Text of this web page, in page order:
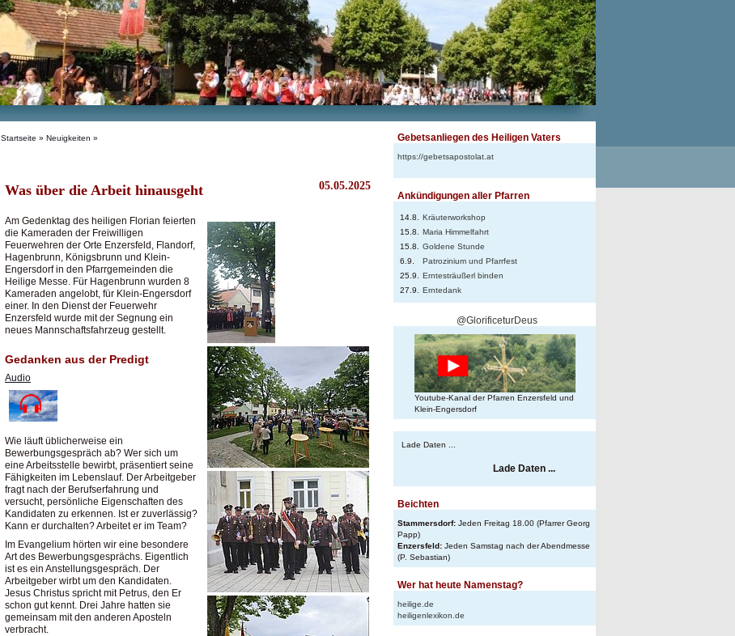
Startseite » Neuigkeiten »
05.05.2025
Was über die Arbeit hinausgeht
Am Gedenktag des heiligen Florian feierten
die Kameraden der Freiwilligen
Feuerwehren der Orte Enzersfeld, Flandorf,
Hagenbrunn, Königsbrunn und Klein-
Engersdorf in den Pfarrgemeinden die
Heilige Messe. Für Hagenbrunn wurden 8
Kameraden angelobt, für Klein-Engersdorf
einer. In den Dienst der Feuerwehr
Enzersfeld wurde mit der Segnung ein
neues Mannschaftsfahrzeug gestellt.
Gedanken aus der Predigt
Audio
Wie läuft üblicherweise ein
Bewerbungsgespräch ab? Wer sich um
eine Arbeitsstelle bewirbt, präsentiert seine
Fähigkeiten im Lebenslauf. Der Arbeitgeber
fragt nach der Berufserfahrung und
versucht, persönliche Eigenschaften des
Kandidaten zu erkennen. Ist er zuverlässig?
Kann er durchalten? Arbeitet er im Team?
Im Evangelium hörten wir eine besondere
Art des Bewerbungsgesprächs. Eigentlich
ist es ein Anstellungsgespräch. Der
Arbeitgeber wirbt um den Kandidaten.
Jesus Christus spricht mit Petrus, den Er
schon gut kennt. Drei Jahre hatten sie
gemeinsam mit den anderen Aposteln
verbracht.
Gebetsanliegen des Heiligen Vaters
https://gebetsapostolat.at
Ankündigungen aller Pfarren
14.8.
Kräuterworkshop
15.8.
Maria Himmelfahrt
15.8.
Goldene Stunde
6.9.
Patrozinium und Pfarrfest
25.9.
Erntesträußerl binden
27.9.
Erntedank
@GlorificeturDeus
Youtube-Kanal der Pfarren Enzersfeld und
Klein-Engersdorf
Lade Daten ...
Lade Daten ...
Beichten
Stammersdorf: Jeden Freitag 18.00 (Pfarrer Georg
Papp)
Enzersfeld: Jeden Samstag nach der Abendmesse
(P. Sebastian)
Wer hat heute Namenstag?
heilige.de
heiligenlexikon.de